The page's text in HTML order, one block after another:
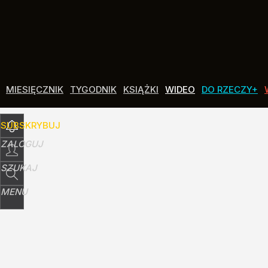
MIESIĘCZNIK TYGODNIK KSIĄŻKI WIDEO DO RZECZY+
SUBSKRYBUJ
ZALOGUJ
SZUKAJ
MENU